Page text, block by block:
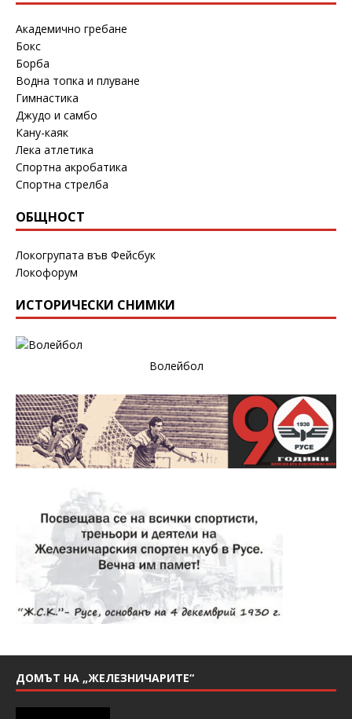
Академично гребане
Бокс
Борба
Водна топка и плуване
Гимнастика
Джудо и самбо
Кану-каяк
Лека атлетика
Спортна акробатика
Спортна стрелба
ОБЩНОСТ
Локогрупата във Фейсбук
Локофорум
ИСТОРИЧЕСКИ СНИМКИ
Волейбол
ДОМЪТ НА „ЖЕЛЕЗНИЧАРИТЕ“